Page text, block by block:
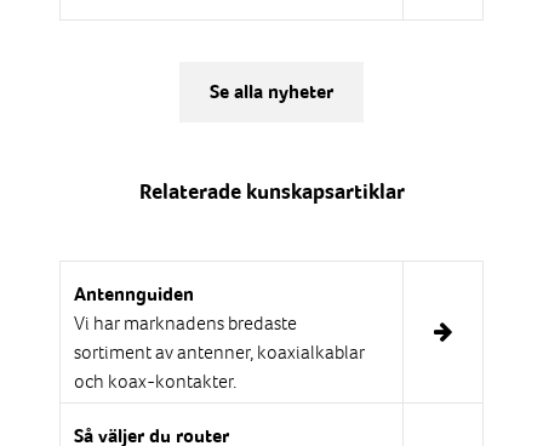
Se alla nyheter
Relaterade kunskapsartiklar
Antennguiden
Vi har marknadens bredaste
sortiment av antenner, koaxialkablar
och koax-kontakter.
Så väljer du router